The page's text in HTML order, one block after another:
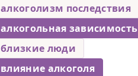
алкоголизм последствия
алкогольная зависимость
близкие люди
влияние алкоголя